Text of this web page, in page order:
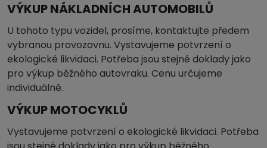
VÝKUP NÁKLADNÍCH AUTOMOBILŮ
U tohoto typu vozidel, prosíme, kontaktujte předem
vybranou provozovnu. Vystavujeme potvrzení o
ekologické likvidaci. Potřeba jsou stejné doklady jako
pro výkup běžného autovraku. Cenu určujeme
individuálně.
VÝKUP MOTOCYKLŮ
Vystavujeme potvrzení o ekologické likvidaci. Potřeba